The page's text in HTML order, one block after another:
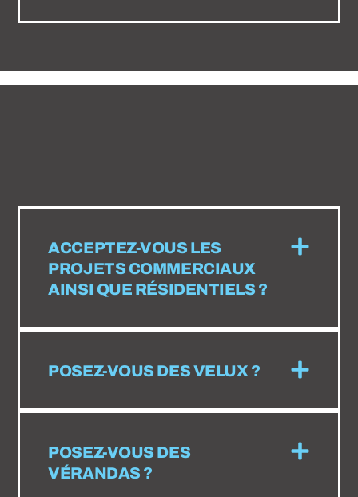
ACCEPTEZ-VOUS LES
PROJETS COMMERCIAUX
AINSI QUE RÉSIDENTIELS ?
POSEZ-VOUS DES VELUX ?
POSEZ-VOUS DES
VÉRANDAS ?